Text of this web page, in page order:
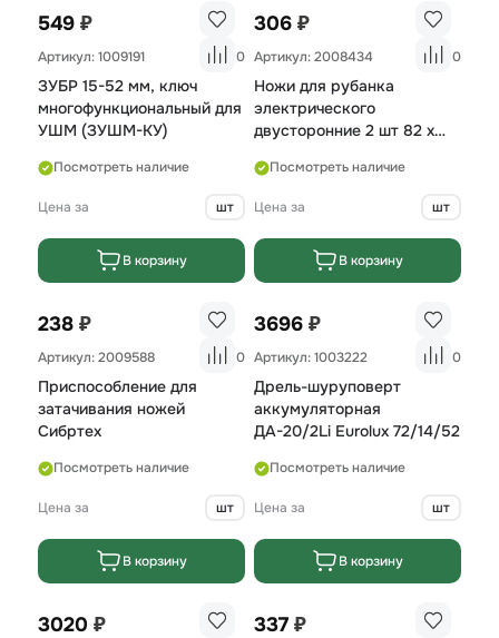
549 ₽
Артикул: 1009191 0
ЗУБР 15-52 мм, ключ
многофункциональный для
УШМ (ЗУШМ-КУ)
Посмотреть наличие
Цена за шт
В корзину
306 ₽
Артикул: 2008434 0
Ножи для рубанка
электрического
двусторонние 2 шт 82 х
Посмотреть наличие
Цена за шт
В корзину
238 ₽
Артикул: 2009588 0
Приспособление для
затачивания ножей
Сибртех
Посмотреть наличие
Цена за шт
В корзину
3696 ₽
Артикул: 1003222 0
Дрель-шуруповерт
аккумуляторная
ДА-20/2Li Eurolux 72/14/52
Посмотреть наличие
Цена за шт
В корзину
3020 ₽ 337 ₽